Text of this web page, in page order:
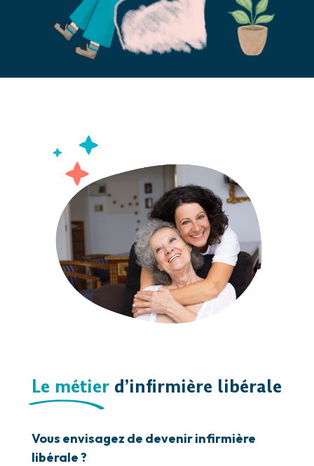
Le métierd’infirmière libérale
Vous envisagez de devenir infirmière
libérale ?